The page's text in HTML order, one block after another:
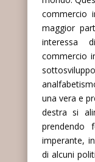
commercio
maggior
interessa
commercio
una vera e
destra si
prendendo
imperante,
di alcuni